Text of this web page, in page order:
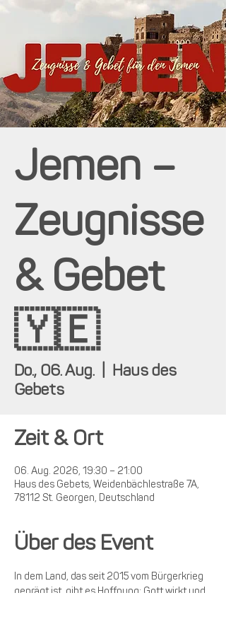
Jemen –
Zeugnisse
& Gebet
🇾🇪
Do., 06. Aug.
Haus des
Gebets
Zeit & Ort
06. Aug. 2026, 19:30 – 21:00
Haus des Gebets, Weidenbächlestraße 7A,
78112 St. Georgen, Deutschland
Über des Event
In dem Land, das seit 2015 vom Bürgerkrieg
geprägt ist, gibt es Hoffnung: Gott wirkt und